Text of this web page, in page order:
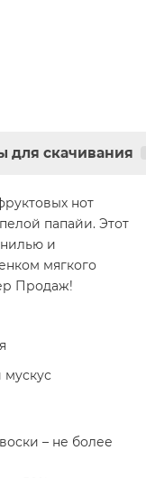
для скачивания
нот
папайи. Этот
и
мягкого
Продаж!
мускус
– не более